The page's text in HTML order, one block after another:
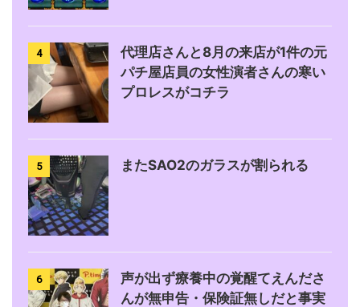
4
代理店さんと8月の来店が1件の元
パチ屋店員の女性演者さんの寒い
プロレスがコチラ
5 またSAO2のガラスが割られる
6
声が出ず療養中の覚醒てえんださ
んが無申告・保険証無しだと事実